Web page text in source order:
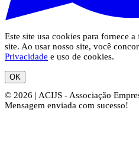
Este site usa cookies para fornece
site. Ao usar nosso site, você
Privacidade e uso de cookies.
OK
© 2026 | ACIJS - Associação
Mensagem enviada com sucesso!